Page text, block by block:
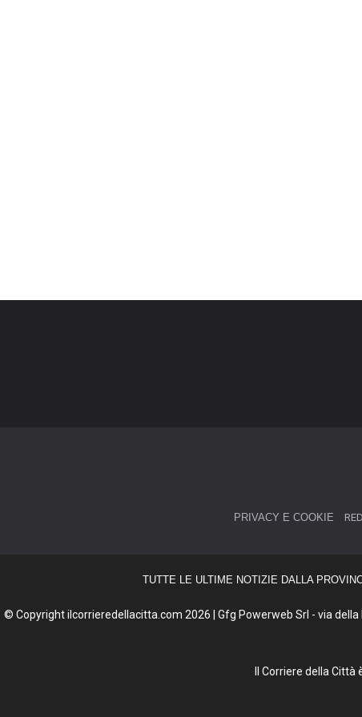
PRIVACY E COOKIE
TUTTE LE ULTIME NOTIZIE DALLA
© Copyright ilcorrieredellacitta.com 2026 | Gfg Powerweb Srl - via
Il Corriere della